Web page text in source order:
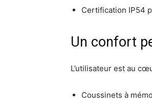
Certification IP54
Un confort
L’utilisateur est au
Coussinets à